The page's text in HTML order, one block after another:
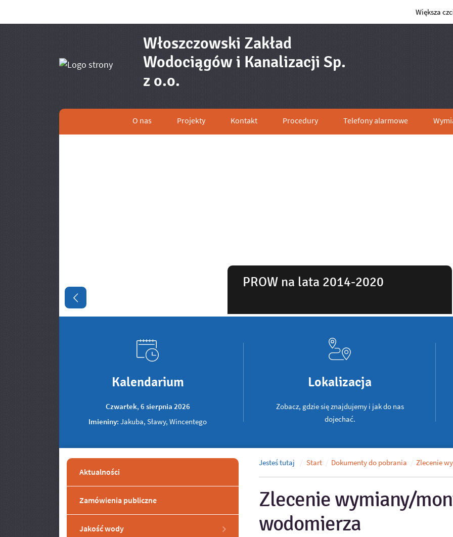
Większa
Włoszczowski Zakład
Wodociągów i Kanalizacji Sp.
z o.o.- Zlecenie wymiany/montażu
Menu główne
O nas Projekty Kontakt Procedury Telefony alarmowe
PROW na lata 2014-2020
Poprzedni slajd
Kalendarium
Czwartek, 6 sierpnia 2026
Imieniny: Jakuba, Sławy, Wincentego
Lokalizacja
Zobacz, gdzie się znajdujemy i jak do nas
dojechać.
Aktualności
Zamówienia publiczne
Jakość wody
Jesteś tutaj Start Dokumenty do pobrania Zlecenie
Zlecenie wymiany/
wodomierza